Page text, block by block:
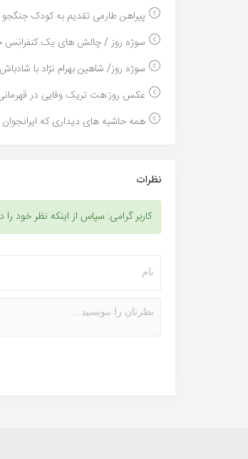
پیراهن طارمی تقدیم به کودک
سوژه روز / چالش های یک کنفرانس
سوژه روز/ شاهین بهرام نژاد با
عکس روز:هت تریک وفایی در
همه حاشیه های دیداری که
نظرات
کاربر گرامی: سپاس از اینکه نظر خود